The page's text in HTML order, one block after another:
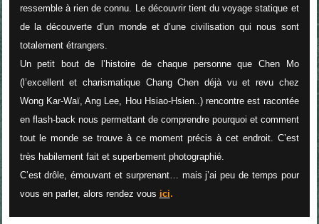
ressemble à rien de connu. Le découvrir tient du voyage statique et
de la découverte d’un monde et d’une civilisation qui nous sont
totalement étrangers.
Un petit bout de l’histoire de chaque personne que Chen Mo
(l’excellent et charismatique Chang Chen déjà vu et revu chez
Wong Kar-Waï, Ang Lee, Hou Hsiao-Hsien..) rencontre est racontée
en flash-back nous permettant de comprendre pourquoi et comment
tout le monde se trouve à ce moment précis à cet endroit. C’est
très habilement fait et superbement photographié.
C’est drôle, émouvant et surprenant… mais j’ai peu de temps pour
vous en parler, alors rendez vous ici.